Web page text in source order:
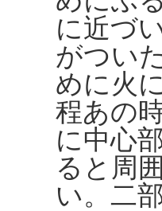
に近づ
がつい
めに火
程あの
に中心
ると周
い。二